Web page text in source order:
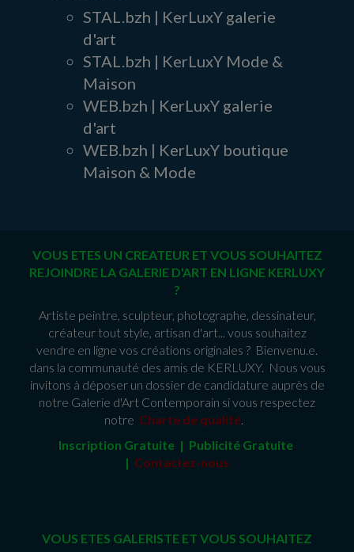
STAL.bzh | KerLuxY galerie
d'art
STAL.bzh | KerLuxY Mode &
Maison
WEB.bzh | KerLuxY galerie
d'art
WEB.bzh | KerLuxY boutique
Maison & Mode
VOUS ETES UN CREATEUR ET VOUS SOUHAITEZ
REJOINDRE LA GALERIE D'ART EN LIGNE KERLUXY
?
Artiste peintre, sculpteur, photographe, dessinateur,
créateur tout style, artisan d'art... vous souhaitez
vendre en ligne vos créations originales ? Bienvenu.e.
dans la communauté des amis de KERLUXY. Nous vous
invitons à déposer un dossier de candidature auprès de
notre Galerie d'Art Contemporain si vous respectez
notre Charte de qualité.
Inscription Gratuite | Publicité Gratuite
| Contactez-nous
VOUS ETES GALERISTE ET VOUS SOUHAITEZ